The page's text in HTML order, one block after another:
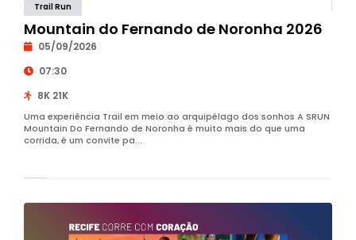
Trail Run
Mountain do Fernando de Noronha 2026
05/09/2026
07:30
8K 21K
Uma experiência Trail em meio ao arquipélago dos sonhos A SRUN
Mountain Do Fernando de Noronha é muito mais do que uma
corrida, é um convite pa...